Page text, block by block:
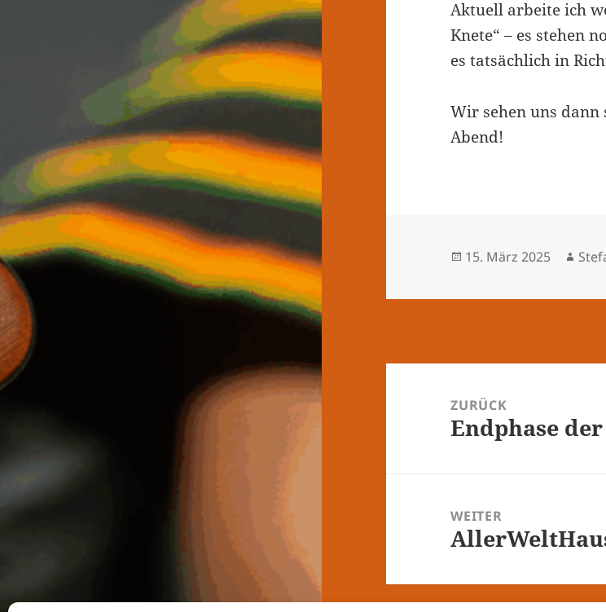
Aktuell arbeite ich
Knete“ – es stehen
es tatsächlich in
Wir sehen uns
Abend!
Veröffentlicht
15. März 2025
ZURÜCK
Vorheriger
Endphase
WEITER
Nächster